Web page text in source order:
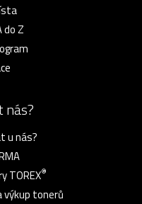
do Z
nás?
u nás?
TOREX®
výkup tonerů